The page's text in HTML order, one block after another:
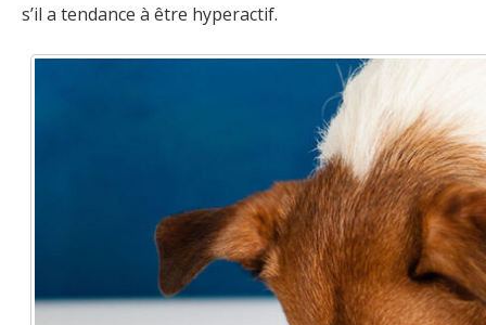
s’il a tendance à être hyperactif.